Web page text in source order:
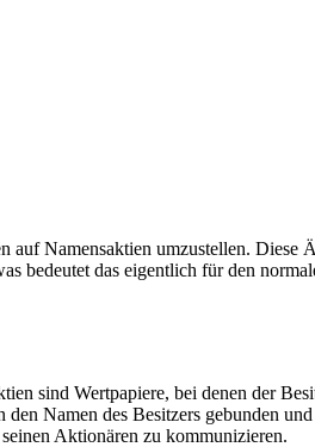
Namensaktien umzustellen. Diese
bedeutet das eigentlich für den
sind Wertpapiere, bei denen der
Namen des Besitzers gebunden
Aktionären zu kommunizieren.